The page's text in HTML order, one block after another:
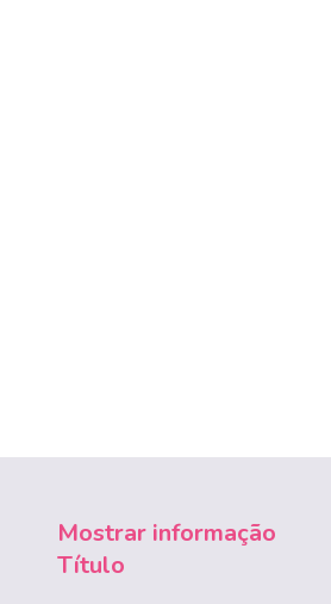
Mostrar informação
Título